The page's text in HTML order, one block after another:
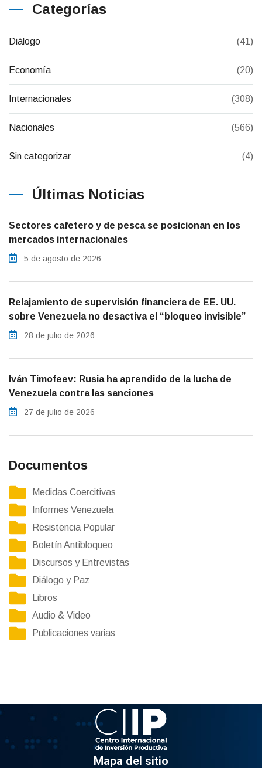
Categorías
Diálogo (41)
Economía (20)
Internacionales (308)
Nacionales (566)
Sin categorizar (4)
Últimas Noticias
Sectores cafetero y de pesca se posicionan en los
mercados internacionales
5 de agosto de 2026
Relajamiento de supervisión financiera de EE. UU.
sobre Venezuela no desactiva el “bloqueo invisible”
28 de julio de 2026
Iván Timofeev: Rusia ha aprendido de la lucha de
Venezuela contra las sanciones
27 de julio de 2026
Documentos
Medidas Coercitivas
Informes Venezuela
Resistencia Popular
Boletín Antibloqueo
Discursos y Entrevistas
Diálogo y Paz
Libros
Audio & Video
Publicaciones varias
Mapa del sitio